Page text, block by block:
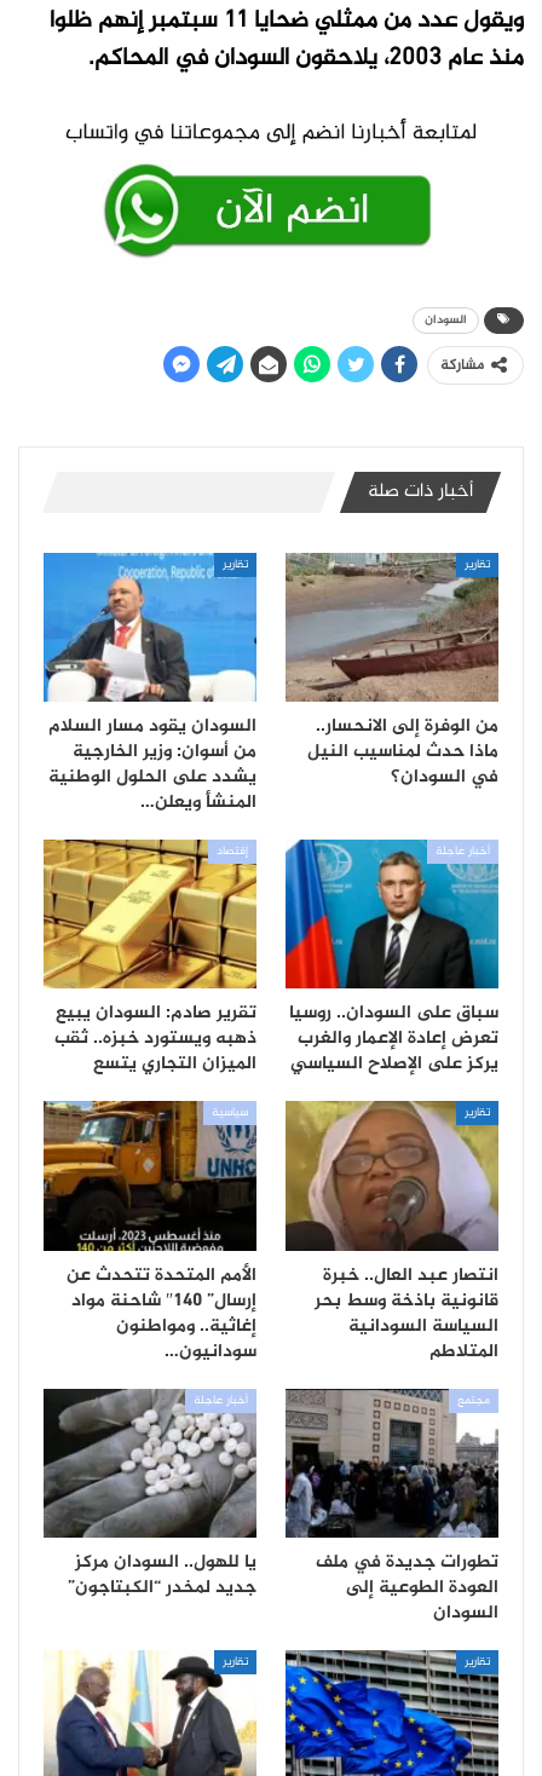
ويقول عدد من ممثلي ضحايا 11 سبتمبر إنهم ظلوا
منذ عام 2003، يلاحقون السودان في المحاكم.
السودان
مشاركة
أخبار ذات صلة
تقارير
من الوفرة إلى الانحسار..
ماذا حدث لمناسيب النيل
في السودان؟
تقارير
السودان يقود مسار السلام
من أسوان: وزير الخارجية
يشدد على الحلول الوطنية
المنشأ ويعلن…
أخبار عاجلة
سباق على السودان.. روسيا
تعرض إعادة الإعمار والغرب
يركز على الإصلاح السياسي
إقتصاد
تقرير صادم: السودان يبيع
ذهبه ويستورد خبزه.. ثقب
الميزان التجاري يتسع
تقارير
انتصار عبد العال.. خبرة
قانونية باذخة وسط بحر
السياسة السودانية
المتلاطم
سياسية
الأمم المتحدة تتحدث عن
إرسال” 140″ شاحنة مواد
إغاثية.. ومواطنون
سودانيون…
مجتمع
تطورات جديدة في ملف
العودة الطوعية إلى
السودان
أخبار عاجلة
يا للهول.. السودان مركز
جديد لمخدر “الكبتاجون”
تقارير تقارير